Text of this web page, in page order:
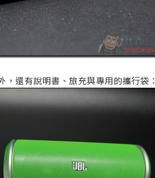
還有說明書、旅充與專用的攜行袋：